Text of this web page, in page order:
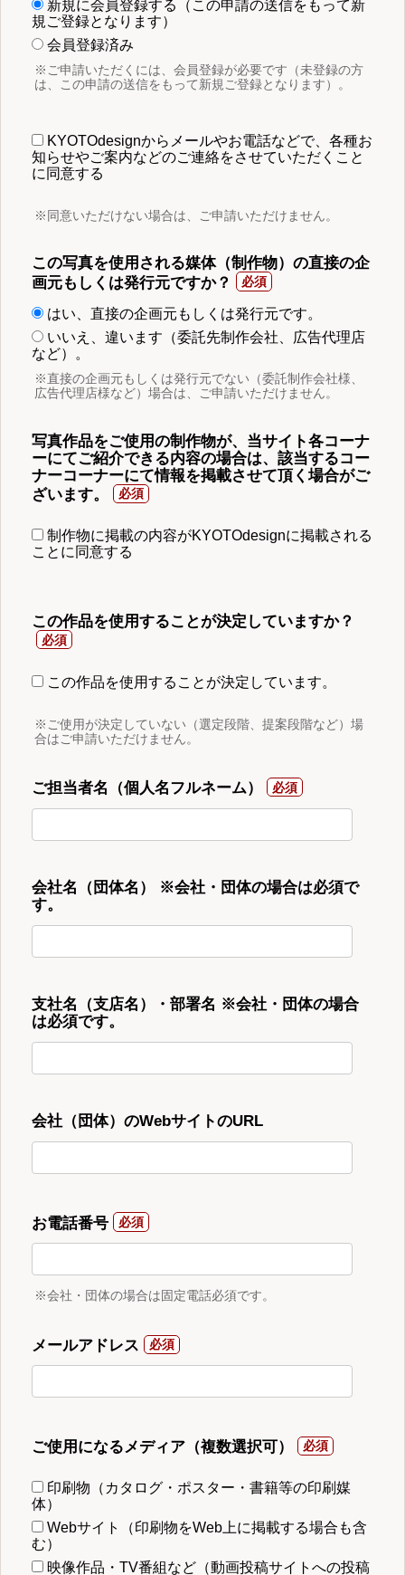
新規に会員登録する（この申請の送信をもって新
規ご登録となります）
会員登録済み
※ご申請いただくには、会員登録が必要です（未登録の方
は、この申請の送信をもって新規ご登録となります）。
KYOTOdesignからメールやお電話などで、各種お
知らせやご案内などのご連絡をさせていただくこと
に同意する
※同意いただけない場合は、ご申請いただけません。
この写真を使用される媒体（制作物）の直接の企
画元もしくは発行元ですか？
はい、直接の企画元もしくは発行元です。
いいえ、違います（委託先制作会社、広告代理店
など）。
※直接の企画元もしくは発行元でない（委託制作会社様、
広告代理店様など）場合は、ご申請いただけません。
写真作品をご使用の制作物が、当サイト各コーナ
ーにてご紹介できる内容の場合は、該当するコー
ナーコーナーにて情報を掲載させて頂く場合がご
ざいます。
制作物に掲載の内容がKYOTOdesignに掲載される
ことに同意する
この作品を使用することが決定していますか？
この作品を使用することが決定しています。
※ご使用が決定していない（選定段階、提案段階など）場
合はご申請いただけません。
ご担当者名（個人名フルネーム）
会社名（団体名） ※会社・団体の場合は必須で
す。
支社名（支店名）・部署名 ※会社・団体の場合
は必須です。
会社（団体）のWebサイトのURL
お電話番号
※会社・団体の場合は固定電話必須です。
メールアドレス
ご使用になるメディア（複数選択可）
印刷物（カタログ・ポスター・書籍等の印刷媒
体）
Webサイト（印刷物をWeb上に掲載する場合も含
む）
映像作品・TV番組など（動画投稿サイトへの投稿